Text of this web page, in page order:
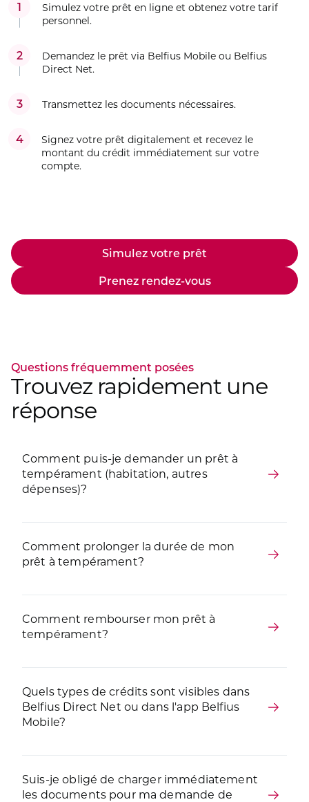
1
Simulez votre prêt en ligne et obtenez votre tarif
personnel.
2
Demandez le prêt via Belfius Mobile ou Belfius
Direct Net.
3 Transmettez les documents nécessaires.
4
Signez votre prêt digitalement et recevez le
montant du crédit immédiatement sur votre
compte.
Simulez votre prêt
Prenez rendez-vous
Questions fréquemment posées
Trouvez rapidement une
réponse
Comment puis-je demander un prêt à
tempérament (habitation, autres
dépenses)?
Comment prolonger la durée de mon
prêt à tempérament?
Comment rembourser mon prêt à
tempérament?
Quels types de crédits sont visibles dans
Belfius Direct Net ou dans l'app Belfius
Mobile?
Suis-je obligé de charger immédiatement
les documents pour ma demande de